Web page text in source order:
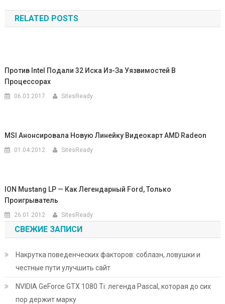
по
записям
RELATED POSTS
Против Intel Подали 32 Иска Из-За Уязвимостей В
Процессорах
06.03.2017 SitesReady
MSI Анонсировала Новую Линейку Видеокарт AMD Radeon
01.04.2012 SitesReady
ION Mustang LP — Как Легендарный Ford, Только
Проигрыватель
26.01.2012 SitesReady
СВЕЖИЕ ЗАПИСИ
Накрутка поведенческих факторов: соблазн, ловушки и
честные пути улучшить сайт
NVIDIA GeForce GTX 1080 Ti: легенда Pascal, которая до сих
пор держит марку